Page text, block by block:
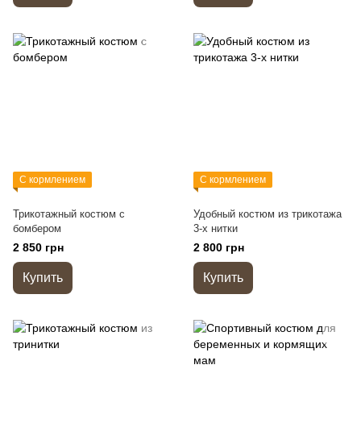
С кормлением
Трикотажный костюм с
бомбером
2 850 грн
Купить
С кормлением
Удобный костюм из трикотажа
3-х нитки
2 800 грн
Купить